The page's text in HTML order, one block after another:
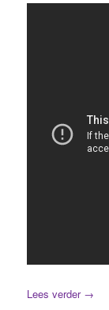
Lees verder →